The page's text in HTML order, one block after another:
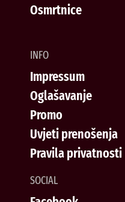
Osmrtnice
INFO
Impressum
Oglašavanje
Promo
Uvjeti prenošenja
Pravila privatnosti
SOCIAL